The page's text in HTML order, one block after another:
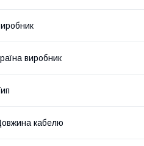
виробник
кабелю